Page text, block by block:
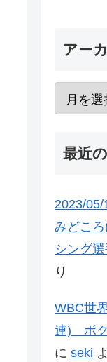
アー
最近
2023/
みどこ
シング
り
WBC世
連) ボク
に seki